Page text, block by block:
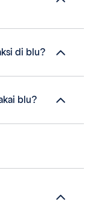
di blu?
blu?